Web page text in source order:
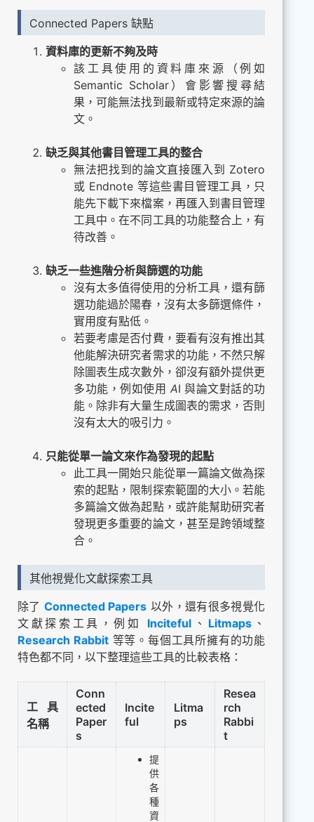
Connected Papers 缺點
資料庫的更新不夠及時
該工具使用的資料庫來源（例如
Semantic Scholar）會影響搜尋結
果，可能無法找到最新或特定來源的論
文。
缺乏與其他書目管理工具的整合
無法把找到的論文直接匯入到 Zotero
或 Endnote 等這些書目管理工具，只
能先下載下來檔案，再匯入到書目管理
工具中。在不同工具的功能整合上，有
待改善。
缺乏一些進階分析與篩選的功能
沒有太多值得使用的分析工具，還有篩
選功能過於陽春，沒有太多篩選條件，
實用度有點低。
若要考慮是否付費，要看有沒有推出其
他能解決研究者需求的功能，不然只解
除圖表生成次數外，卻沒有額外提供更
多功能，例如使用 AI 與論文對話的功
能。除非有大量生成圖表的需求，否則
沒有太大的吸引力。
只能從單一論文來作為發現的起點
此工具一開始只能從單一篇論文做為探
索的起點，限制探索範圍的大小。若能
多篇論文做為起點，或許能幫助研究者
發現更多重要的論文，甚至是跨領域整
合。
其他視覺化文獻探索工具
除了Connected Papers 以外，還有很多視覺化
文獻探索工具，例如 Inciteful 、 Litmaps、
Research Rabbit等等。每個工具所擁有的功能
特色都不同，以下整理這些工具的比較表格：
工具
名稱
Conn
ected
Paper
s
Incite
ful
Litma
ps
Resea
rch
Rabbi
t
提
供
各
種
資